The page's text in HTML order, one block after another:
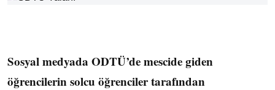
Sosyal medyada ODTÜ’de mescide giden
öğrencilerin solcu öğrenciler tarafından